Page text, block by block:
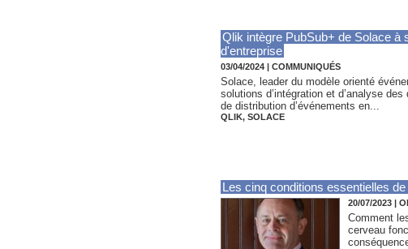
Qlik intègre PubSub+ de Solace à
d'entreprise
03/04/2024 | COMMUNIQUÉS
Solace, leader du modèle orienté
solutions d’intégration et d’analyse
de distribution d’événements en...
QLIK, SOLACE
Les cinq conditions essentielles
20/07/2023 |
Comment
cerveau